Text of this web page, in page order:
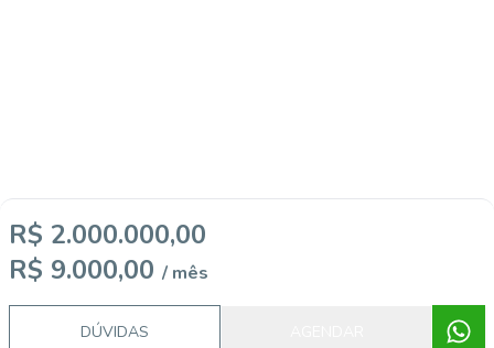
R$ 2.000.000,00
R$ 9.000,00 / mês
DÚVIDAS